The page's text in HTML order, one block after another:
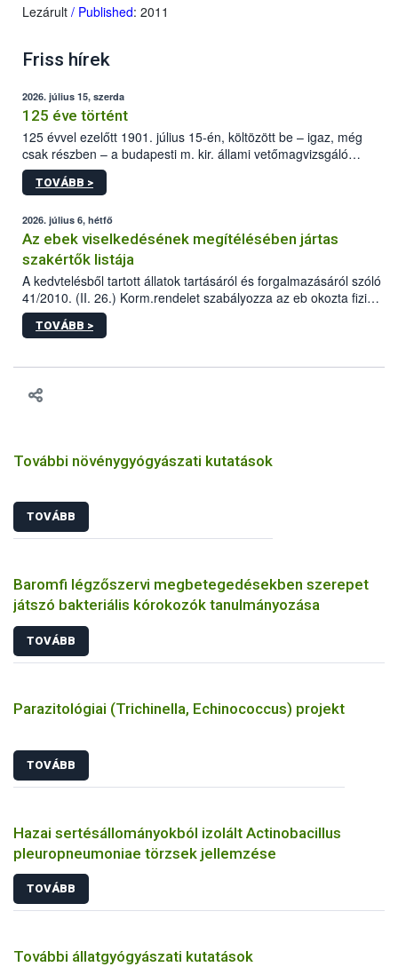
Lezárult / Published: 2011
Friss hírek
2026. július 15, szerda
125 éve történt
125 évvel ezelőtt 1901. július 15-én, költözött be – igaz, még
csak részben – a budapesti m. kir. állami vetőmagvizsgáló
állomás a Kis Rókus utca 15. szám alatti, Czigler Győző által
tervezett új épületébe.
TOVÁBB >
2026. július 6, hétfő
Az ebek viselkedésének megítélésében jártas
szakértők listája
A kedvtelésből tartott állatok tartásáról és forgalmazásáról szóló
41/2010. (II. 26.) Korm.rendelet szabályozza az eb okozta fizikai
sérülés, illetve ennek veszélye keletkezésekor felmerülő
hatósági feladatokat, valamint a veszélyes eb tartását és annak
vonni az ebek viselkedésének megítélésében jártas szakértőt.
TOVÁBB >
További növénygyógyászati kutatások
TOVÁBB
Baromfi légzőszervi megbetegedésekben szerepet
játszó bakteriális kórokozók tanulmányozása
TOVÁBB
Parazitológiai (Trichinella, Echinococcus) projekt
TOVÁBB
Hazai sertésállományokból izolált Actinobacillus
pleuropneumoniae törzsek jellemzése
TOVÁBB
További állatgyógyászati kutatások